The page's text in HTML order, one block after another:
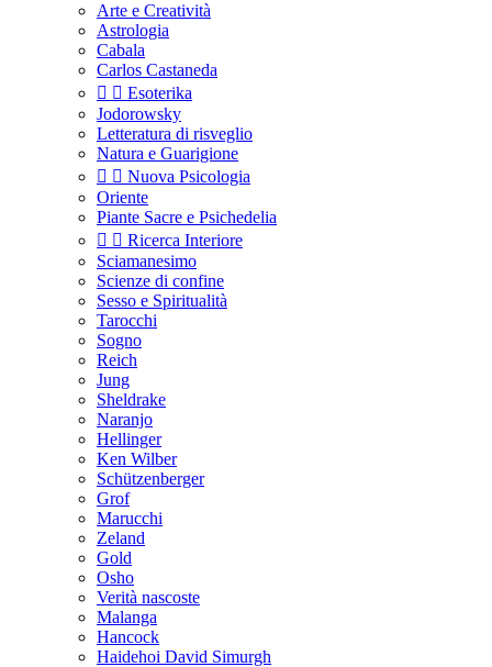
Arte e Creatività
Astrologia
Cabala
Carlos Castaneda
  Esoterika
Jodorowsky
Letteratura di risveglio
Natura e Guarigione
  Nuova Psicologia
Oriente
Piante Sacre e Psichedelia
  Ricerca Interiore
Sciamanesimo
Scienze di confine
Sesso e Spiritualità
Tarocchi
Sogno
Reich
Jung
Sheldrake
Naranjo
Hellinger
Ken Wilber
Schützenberger
Grof
Marucchi
Zeland
Gold
Osho
Verità nascoste
Malanga
Hancock
Haidehoi David Simurgh